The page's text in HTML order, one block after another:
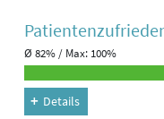
Ø 82% / Max: 100%
Details